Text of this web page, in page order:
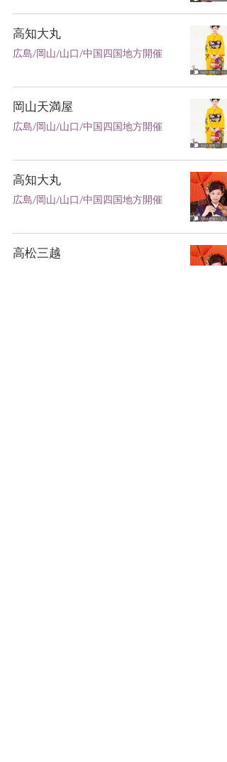
高知大丸
広島/岡山/山口/中国四国地方開催
岡山天満屋
広島/岡山/山口/中国四国地方開催
高知大丸
広島/岡山/山口/中国四国地方開催
高松三越